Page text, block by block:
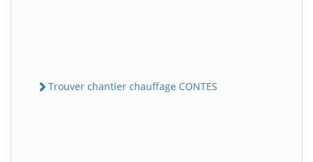
Trouver chantier chauffage CONTES